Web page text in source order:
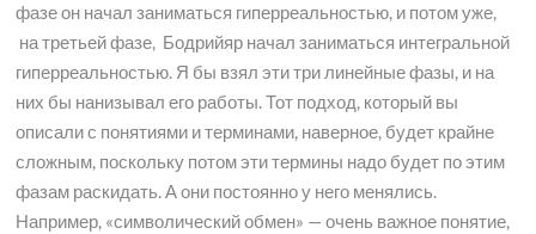
фазе он начал заниматься гиперреальностью, и потом уже,
на третьей фазе, Бодрийяр начал заниматься интегральной
гиперреальностью. Я бы взял эти три линейные фазы, и на
них бы нанизывал его работы. Тот подход, который вы
описали с понятиями и терминами, наверное, будет крайне
сложным, поскольку потом эти термины надо будет по этим
фазам раскидать. А они постоянно у него менялись.
Например, «символический обмен» — очень важное понятие,